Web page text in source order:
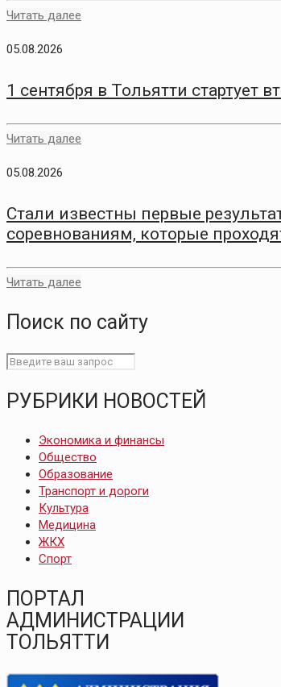
Читать далее
05.08.2026
1 сентября в Тольятти стартует
Читать далее
05.08.2026
Стали известны первые
соревнованиям, которые
Читать далее
Поиск по сайту
РУБРИКИ НОВОСТЕЙ
Экономика и финансы
Общество
Образование
Транспорт и дороги
Культура
Медицина
ЖКХ
Спорт
ПОРТАЛ
АДМИНИСТРАЦИИ
ТОЛЬЯТТИ